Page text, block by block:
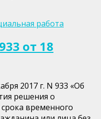
работа
от 18
2017 г. N 933 «Об
решения о
временного